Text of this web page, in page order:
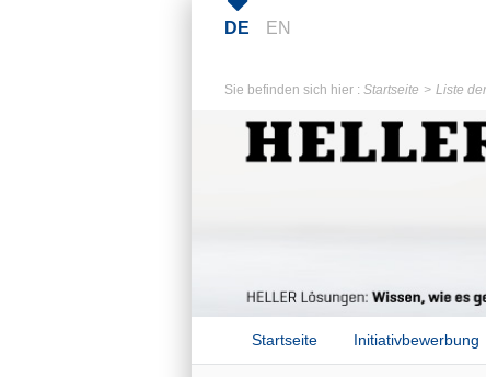
DE EN
Sie befinden sich hier : Startseite Liste
Startseite Initiativbewerbung